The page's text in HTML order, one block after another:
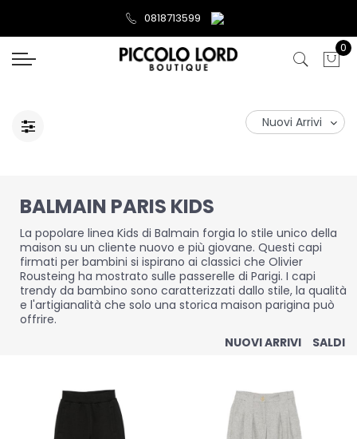
0818713599
0
BALMAIN PARIS KIDS
La popolare linea Kids di Balmain forgia lo stile unico della
maison su un cliente nuovo e più giovane. Questi capi
firmati per bambini si ispirano ai classici che Olivier
Rousteing ha mostrato sulle passerelle di Parigi. I capi
trendy da bambino sono caratterizzati dallo stile, la qualità
e l'artigianalità che solo una storica maison parigina può
offrire.
NUOVI ARRIVI
SALDI